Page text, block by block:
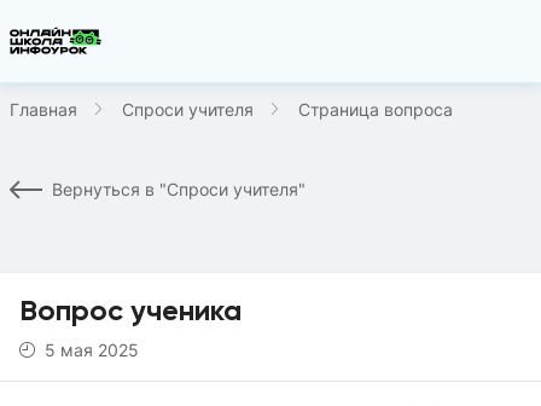
Главная Спроси учителя Страница вопроса
Вернуться в "Спроси учителя"
Вопрос ученика
5 мая 2025